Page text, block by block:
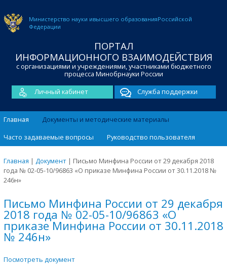
Министерство науки ивысшего образованияРоссийской
Федерации
ПОРТАЛ
ИНФОРМАЦИОННОГО ВЗАИМОДЕЙСТВИЯ
с организациями и учреждениями, участниками бюджетного
процесса Минобрнауки России
Личный кабинет
Служба поддержки
Главная
Документы и методические материалы
Часто задаваемые вопросы
Руководство пользователя
Главная | Документ | Письмо Минфина России от 29 декабря 2018
года № 02-05-10/96863 «О приказе Минфина России от 30.11.2018 №
246н»
Письмо Минфина России от 29 декабря
2018 года № 02-05-10/96863 «О
приказе Минфина России от 30.11.2018
№ 246н»
Посмотреть документ